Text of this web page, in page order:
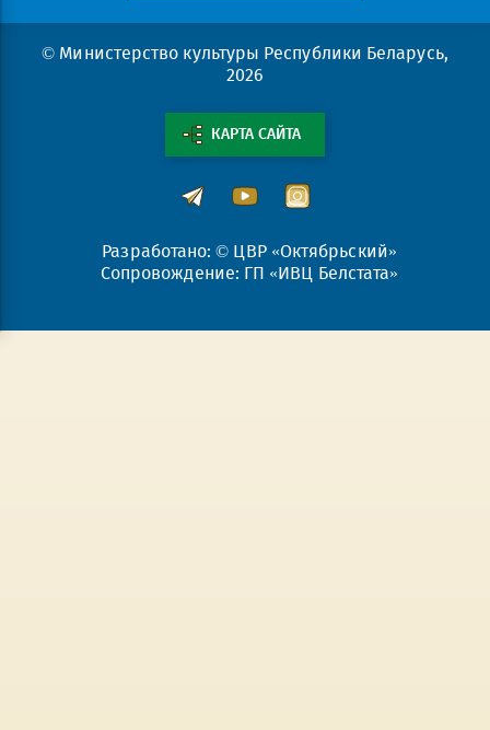
© Министерство культуры Республики Беларусь,
2026
КАРТА САЙТА
Разработано: © ЦВР «Октябрьский»
Сопровождение: ГП «ИВЦ Белстата»